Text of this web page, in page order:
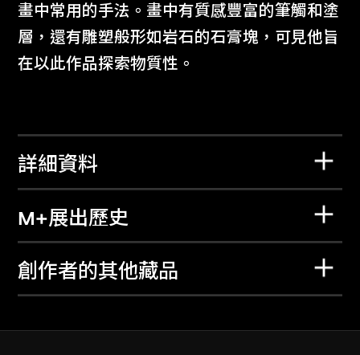
畫中常用的手法。畫中有質感豐富的筆觸和塗
層，還有雕塑般形如岩石的石膏塊，可見他旨
在以此作品探索物質性。
詳細資料
M+展出歷史
創作者的其他藏品